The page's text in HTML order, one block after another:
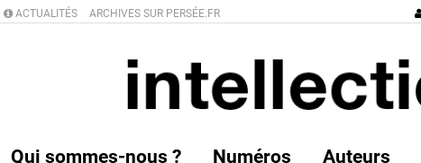
ACTUALITÉS ARCHIVES SUR PERSÉE.FR
Qui sommes-nous ? Numéros Auteurs